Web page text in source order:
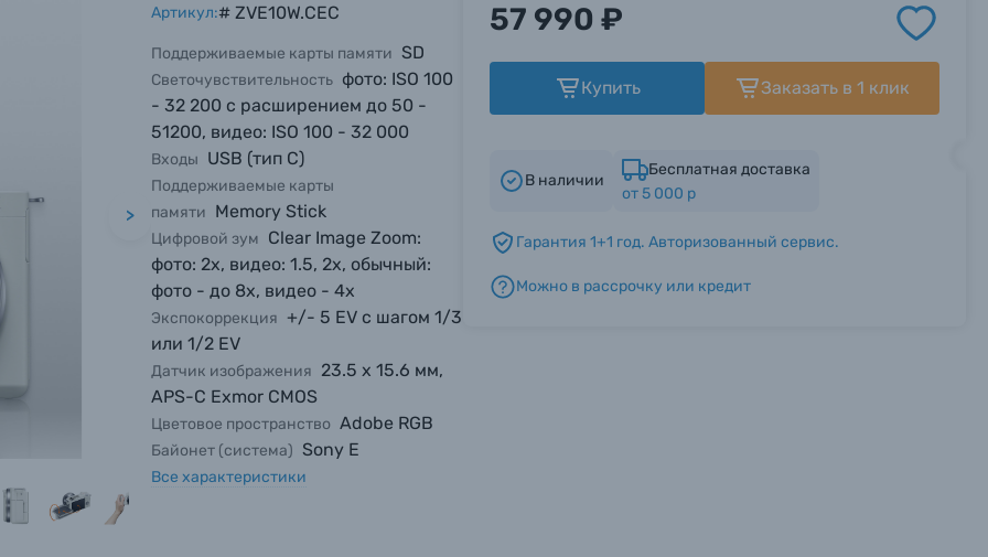
>
Артикул:# ZVE10W.CEC
Поддерживаемые карты памяти SD
Светочувствительность фото: ISO 100
- 32 200 c расширением до 50 -
51200, видео: ISO 100 - 32 000
Входы USB (тип C)
Поддерживаемые карты
памяти Memory Stick
Цифровой зум Clear Image Zoom:
фото: 2х, видео: 1.5, 2х, обычный:
фото - до 8х, видео - 4х
Экспокоррекция +/- 5 EV с шагом 1/3
или 1/2 EV
Датчик изображения 23.5 х 15.6 мм,
APS-C Exmor CMOS
Цветовое пространство Adobe RGB
Байонет (система) Sony E
Все характеристики
57 990 ₽
Купить Заказать в 1 клик
В наличии
Бесплатная доставка
от 5 000 р
Гарантия 1+1 год. Авторизованный сервис.
Можно в рассрочку или кредит